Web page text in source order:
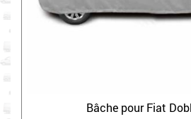
Bâche pour Fiat